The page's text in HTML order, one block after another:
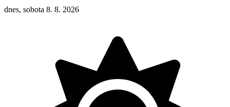
dnes, sobota 8. 8. 2026